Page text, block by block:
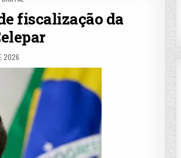
fiscalização da
2026